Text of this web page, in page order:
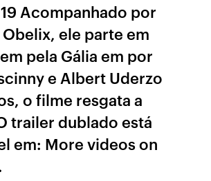
Acompanhado por
ele parte em
pela Gália em por
e Albert Uderzo
o filme resgata a
trailer dublado está
em: More videos on